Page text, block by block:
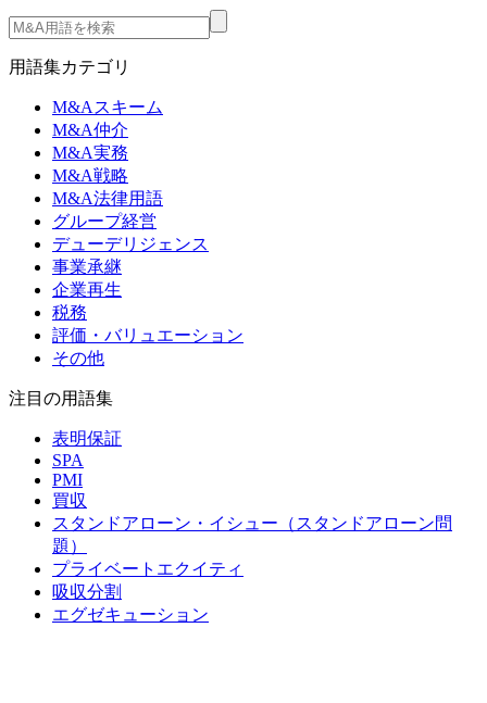
用語集カテゴリ
M&Aスキーム
M&A仲介
M&A実務
M&A戦略
M&A法律用語
グループ経営
デューデリジェンス
事業承継
企業再生
税務
評価・バリュエーション
その他
注目の用語集
表明保証
SPA
PMI
買収
スタンドアローン・イシュー（スタンドアローン問
題）
プライベートエクイティ
吸収分割
エグゼキューション